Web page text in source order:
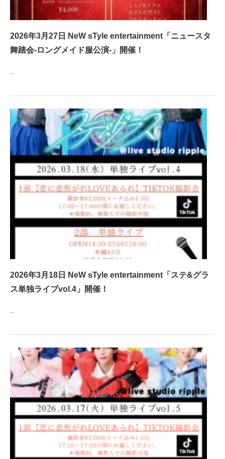
2026年3月27日 NeW sTyle entertainment「ニュースタ
舞踏会-ロングメイド服公演-」開催！
...
2026年3月18日 NeW sTyle entertainment「ステ&グラ
ス単独ライブvol.4」開催！
...